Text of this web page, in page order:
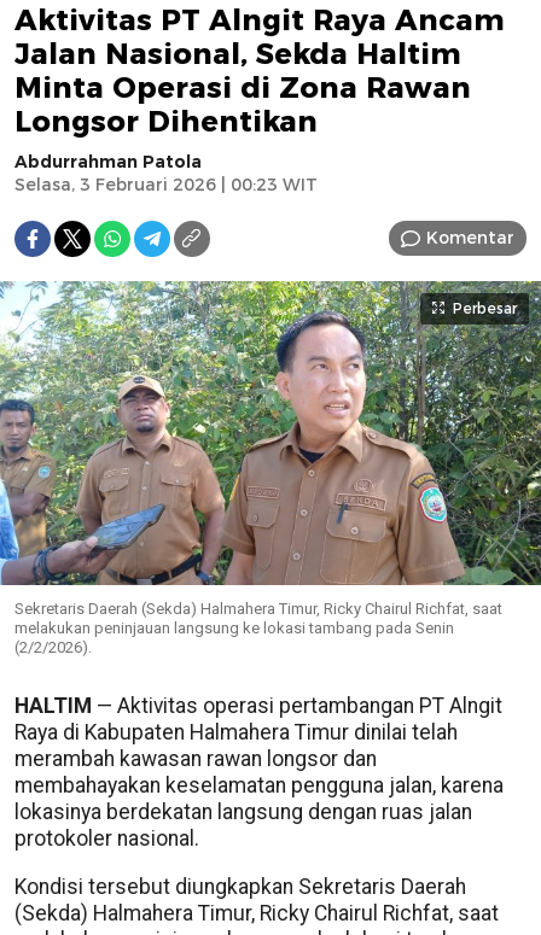
Aktivitas PT Alngit Raya Ancam
Jalan Nasional, Sekda Haltim
Minta Operasi di Zona Rawan
Longsor Dihentikan
Abdurrahman Patola
Selasa, 3 Februari 2026 | 00:23 WIT
Komentar
Perbesar
Sekretaris Daerah (Sekda) Halmahera Timur, Ricky Chairul Richfat, saat
melakukan peninjauan langsung ke lokasi tambang pada Senin
(2/2/2026).
HALTIM — Aktivitas operasi pertambangan PT Alngit
Raya di Kabupaten Halmahera Timur dinilai telah
merambah kawasan rawan longsor dan
membahayakan keselamatan pengguna jalan, karena
lokasinya berdekatan langsung dengan ruas jalan
protokoler nasional.
Kondisi tersebut diungkapkan Sekretaris Daerah
(Sekda) Halmahera Timur, Ricky Chairul Richfat, saat